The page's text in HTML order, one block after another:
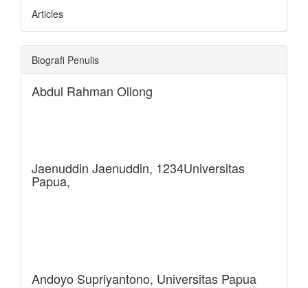
Articles
Biografi Penulis
Abdul Rahman Ollong
Jaenuddin Jaenuddin, 1234Universitas
Papua,
Andoyo Supriyantono, Universitas Papua